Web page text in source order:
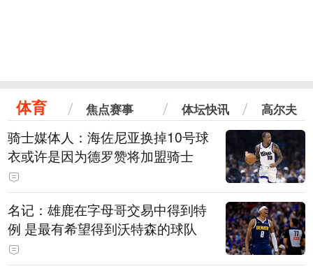
体育 焦点赛事 体坛快讯 高尔夫
骑士媒体人：海佐尼亚换掉10号球
衣或许是因为德罗赞将加盟骑士
名记：雄鹿在字母哥交易中得到特
例 是最有希望得到沃特森的球队